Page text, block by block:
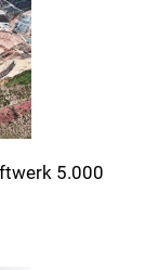
5.000